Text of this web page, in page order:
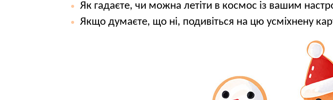
Як гадаєте, чи можна летіти в космос із вашим
Якщо думаєте, що ні, подивіться на цю усміхнену